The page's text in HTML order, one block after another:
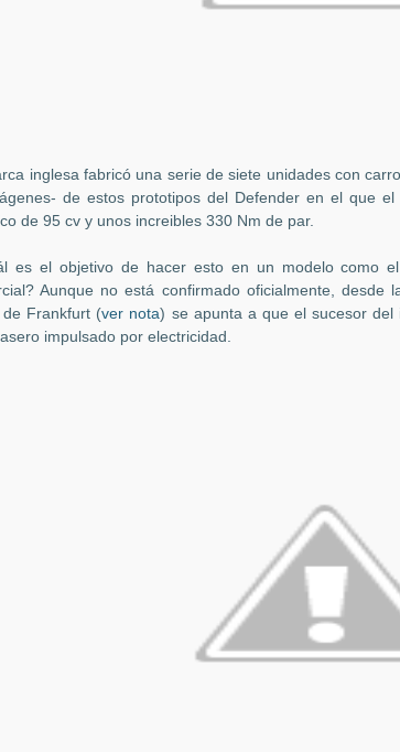
inglesa fabricó una serie de siete unidades con
de estos prototipos del Defender en el que
de 95 cv y unos increibles 330 Nm de par.
es el objetivo de hacer esto en un modelo como
Aunque no está confirmado oficialmente, desde
de Frankfurt (ver nota) se apunta a que el sucesor
impulsado por electricidad.